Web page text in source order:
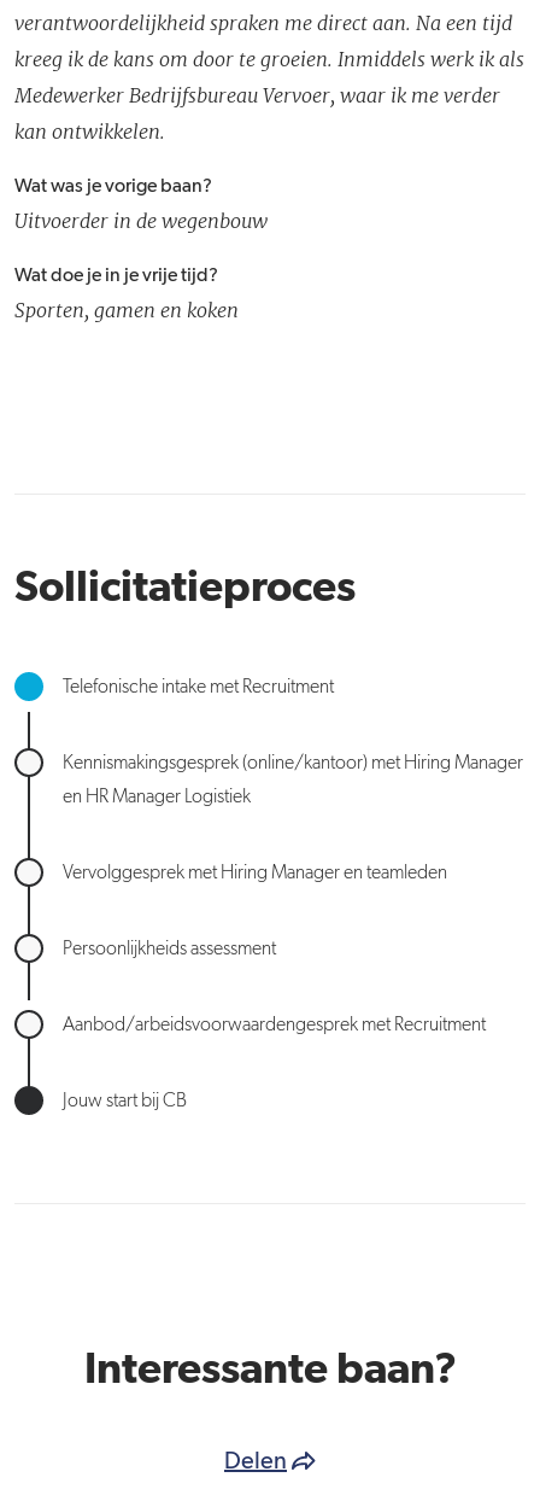
verantwoordelijkheid spraken me direct aan. Na een tijd
kreeg ik de kans om door te groeien. Inmiddels werk ik als
Medewerker Bedrijfsbureau Vervoer, waar ik me verder
kan ontwikkelen.
Wat was je vorige baan?
Uitvoerder in de wegenbouw
Wat doe je in je vrije tijd?
Sporten, gamen en koken
Sollicitatieproces
Telefonische intake met Recruitment
Kennismakingsgesprek (online/kantoor) met Hiring Manager
en HR Manager Logistiek
Vervolggesprek met Hiring Manager en teamleden
Persoonlijkheids assessment
Aanbod/arbeidsvoorwaardengesprek met Recruitment
Jouw start bij CB
Interessante baan?
Delen